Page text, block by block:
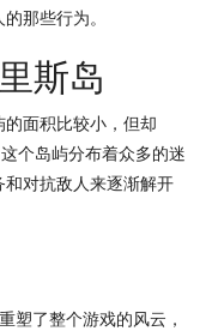
那些行为。
斯岛
面积比较小，但却
个岛屿分布着众多的迷
对抗敌人来逐渐解开
塑了整个游戏的风云，